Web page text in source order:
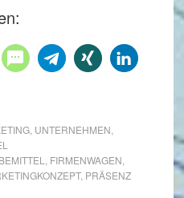
, UNTERNEHMEN
FIRMENWAGEN
, PRÄSENZ